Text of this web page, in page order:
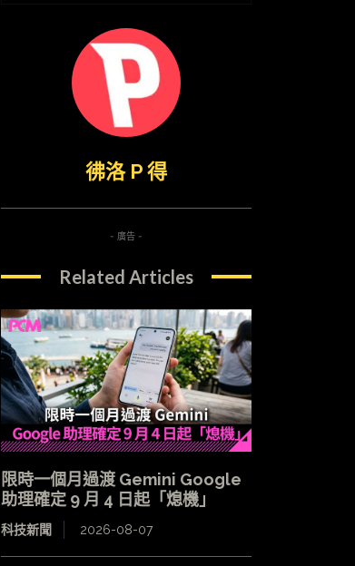
彿洛 P 得
- 廣告 -
Related Articles
限時一個月過渡 Gemini Google
助理確定 9 月 4 日起「熄機」
科技新聞 2026-08-07